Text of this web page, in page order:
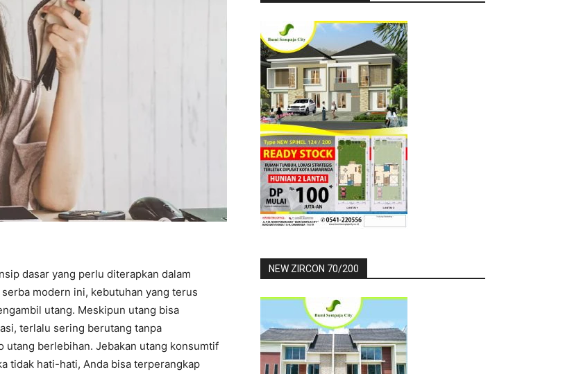
dasar yang perlu diterapkan dalam
modern ini, kebutuhan yang terus
utang. Meskipun utang bisa
terlalu sering berutang tanpa
utang berlebihan. Jebakan utang konsumtif
tidak hati-hati, Anda bisa terperangkap
NEW ZIRCON 70/200